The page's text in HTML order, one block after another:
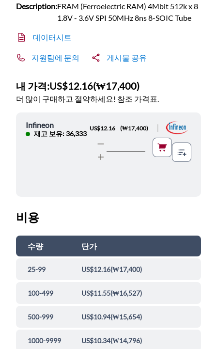
Description:FRAM (Ferroelectric RAM) 4Mbit 512k x 8
1.8V - 3.6V SPI 50MHz 8ns 8-SOIC Tube
데이터시트
지원팀에 문의 게시물 공유
내 가격:US$12.16(₩17,400)
더 많이 구매하고 절약하세요! 참조 가격표.
Infineon
재고 보유: 36,333
US$12.16 (₩17,400)
비용
수량 단가
25-99 US$12.16(₩17,400)
100-499 US$11.55(₩16,527)
500-999 US$10.94(₩15,654)
1000-9999 US$10.34(₩14,796)